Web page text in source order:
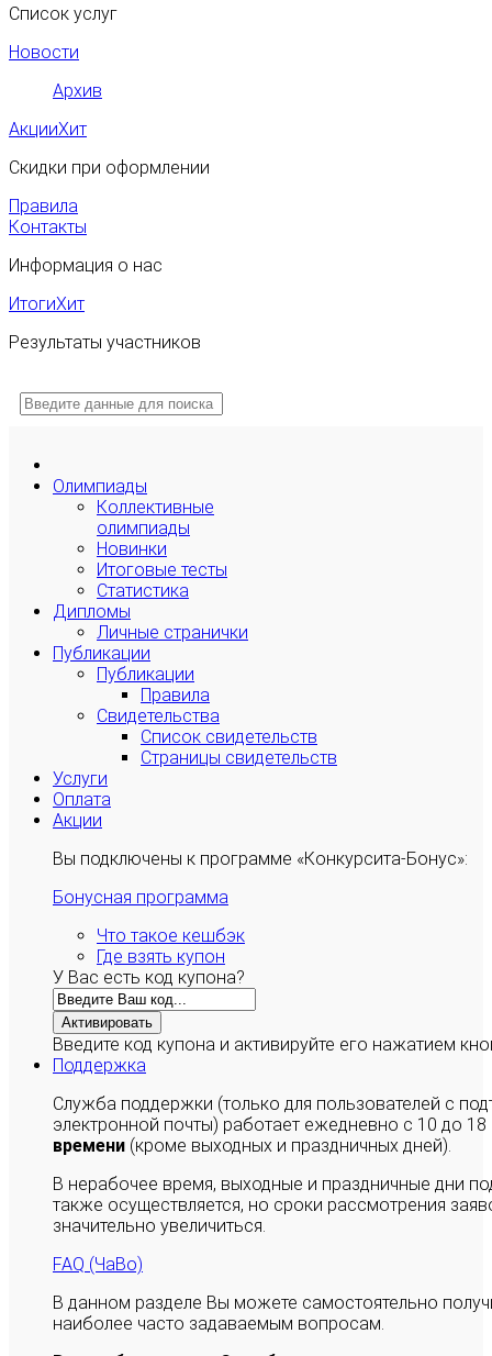
Список услуг
Новости
Архив
АкцииХит
Скидки при оформлении
Правила
Контакты
Информация о нас
ИтогиХит
Результаты участников
Олимпиады
Коллективные
олимпиады
Новинки
Итоговые тесты
Статистика
Дипломы
Личные странички
Публикации
Публикации
Правила
Свидетельства
Список свидетельств
Страницы свидетельств
Услуги
Оплата
Акции
Вы подключены к программе «Конкурсита-Бонус»:
Бонусная программа
Что такое кешбэк
Где взять купон
У Вас есть код купона?
Активировать
Введите код купона и активируйте его нажатием
Поддержка
Служба поддержки (только для пользователей с
электронной почты) работает ежедневно с 10 до
времени (кроме выходных и праздничных дней).
В нерабочее время, выходные и праздничные дни
также осуществляется, но сроки рассмотрения
значительно увеличиться.
FAQ (ЧаВо)
В данном разделе Вы можете самостоятельно
наиболее часто задаваемым вопросам.